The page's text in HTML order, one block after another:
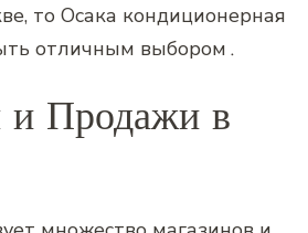
то Осака кондиционерная
отличным выбором․
и Продажи в